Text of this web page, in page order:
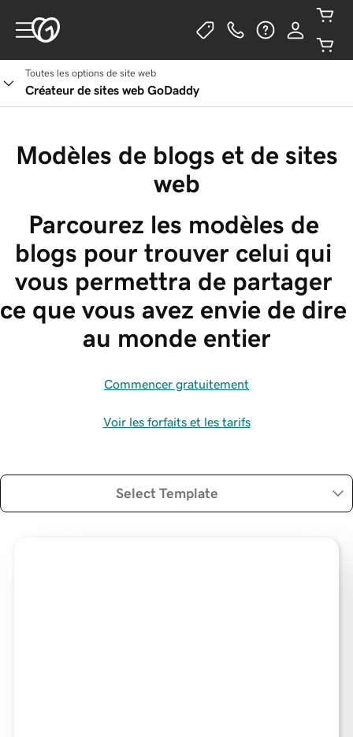
Toutes les options de site web
Créateur de sites web GoDaddy
Modèles de blogs et de sites
web
Parcourez les modèles de
blogs pour trouver celui qui
vous permettra de partager
ce que vous avez envie de dire
au monde entier
Commencer gratuitement
Voir les forfaits et les tarifs
Select Template